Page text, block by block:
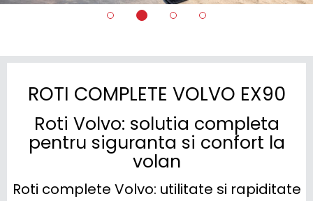
ROTI COMPLETE VOLVO EX90
Roti Volvo: solutia completa
pentru siguranta si confort la
volan
Roti complete Volvo: utilitate si rapiditate